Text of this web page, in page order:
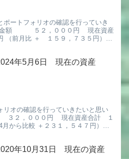
ポートフォリオの確認を行っていき
入金額 ５２，０００円 現在資産
（前月比 ＋ １５９，７３５円）
年5月6日 現在の資産
リオの確認を行っていきたいと思い
２，０００円 現在資産合計 １
から比較 ＋２３１，５４７円）
年10月31日 現在の資産